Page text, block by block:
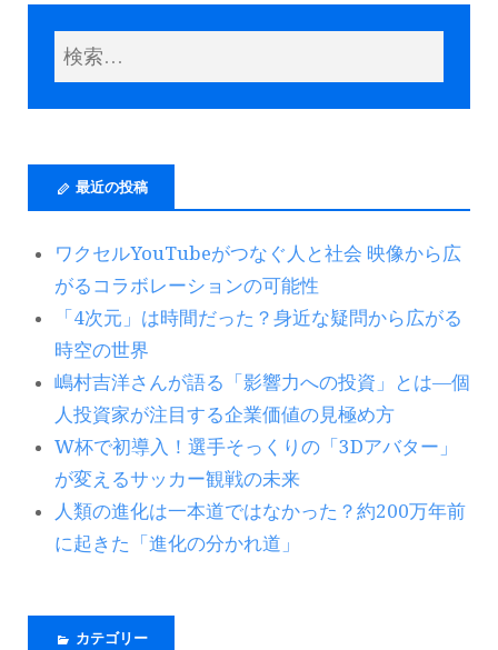
最近の投稿
ワクセルYouTubeがつなぐ人と社会 映像から広
がるコラボレーションの可能性
「4次元」は時間だった？身近な疑問から広がる
時空の世界
嶋村吉洋さんが語る「影響力への投資」とは―個
人投資家が注目する企業価値の見極め方
W杯で初導入！選手そっくりの「3Dアバター」
が変えるサッカー観戦の未来
人類の進化は一本道ではなかった？約200万年前
に起きた「進化の分かれ道」
カテゴリー